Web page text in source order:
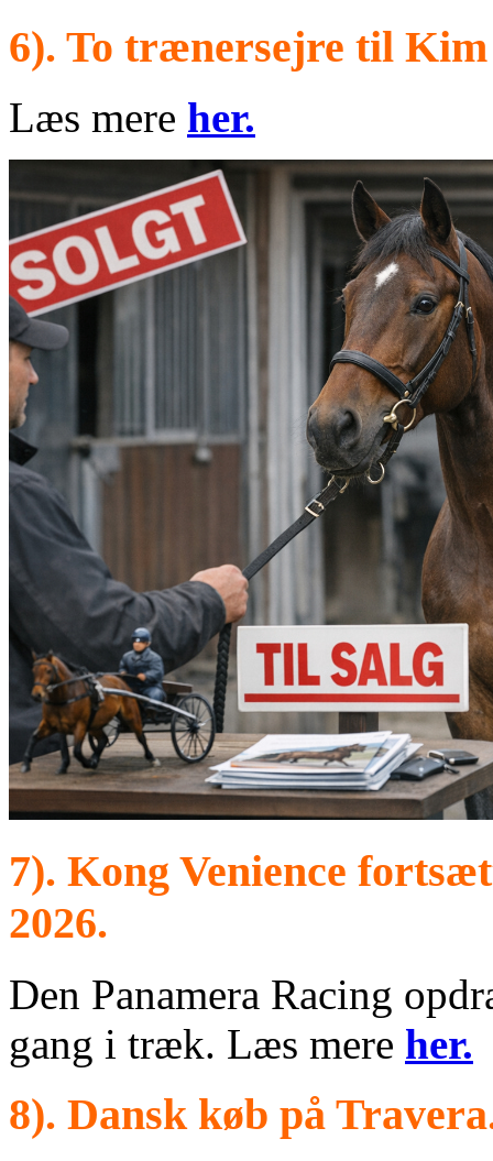
6). To trænersejre til Kim
Læs mere her.
7). Kong Venience
2026.
Den Panamera Racing
gang i træk. Læs mere her.
8). Dansk køb på